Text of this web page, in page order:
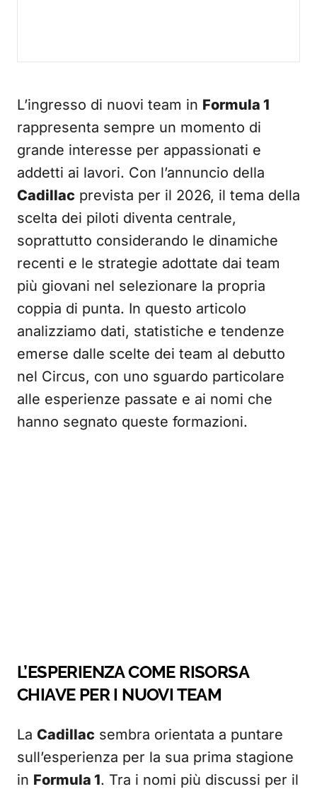
L’ingresso di nuovi team in Formula 1
rappresenta sempre un momento di
grande interesse per appassionati e
addetti ai lavori. Con l’annuncio della
Cadillac prevista per il 2026, il tema della
scelta dei piloti diventa centrale,
soprattutto considerando le dinamiche
recenti e le strategie adottate dai team
più giovani nel selezionare la propria
coppia di punta. In questo articolo
analizziamo dati, statistiche e tendenze
emerse dalle scelte dei team al debutto
nel Circus, con uno sguardo particolare
alle esperienze passate e ai nomi che
hanno segnato queste formazioni.
L’ESPERIENZA COME RISORSA
CHIAVE PER I NUOVI TEAM
La Cadillac sembra orientata a puntare
sull’esperienza per la sua prima stagione
in Formula 1. Tra i nomi più discussi per il